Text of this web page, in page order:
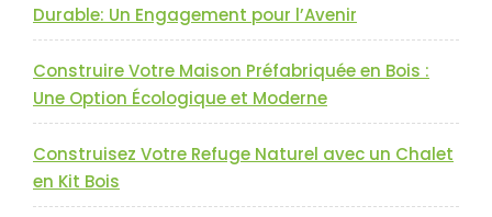
Durable: Un Engagement pour l’Avenir
Construire Votre Maison Préfabriquée en Bois :
Une Option Écologique et Moderne
Construisez Votre Refuge Naturel avec un Chalet
en Kit Bois